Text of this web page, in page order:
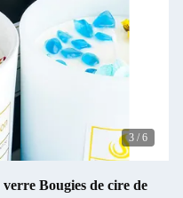
3 / 6
Bougies de cire de